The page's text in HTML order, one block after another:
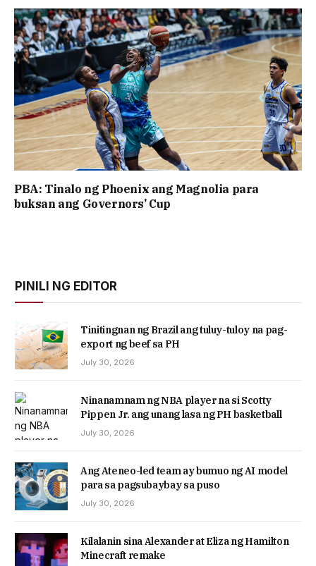
PBA: Tinalo ng Phoenix ang Magnolia para
buksan ang Governors’ Cup
PINILI NG EDITOR
Tinitingnan ng Brazil ang tuluy-tuloy na pag-
export ng beef sa PH
July 30, 2026
Ninanamnam ng NBA player na si Scotty
Pippen Jr. ang unang lasa ng PH basketball
July 30, 2026
Ang Ateneo-led team ay bumuo ng AI model
para sa pagsubaybay sa puso
July 30, 2026
Kilalanin sina Alexander at Eliza ng Hamilton
Minecraft remake